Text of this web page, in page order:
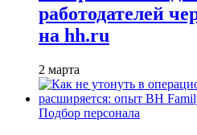
работодателей
на hh.ru
2 марта
Подбор персонала